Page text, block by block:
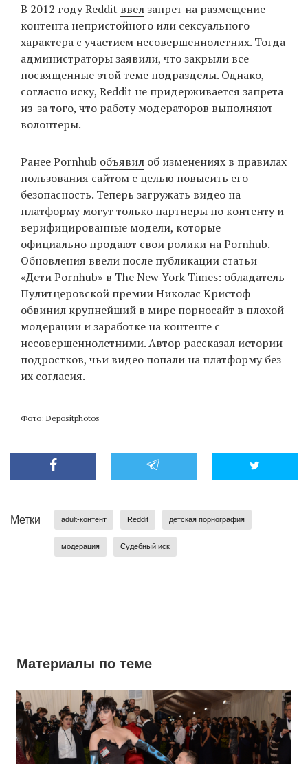
В 2012 году Reddit ввелзапрет на размещение
контента непристойного или сексуального
характера с участием несовершеннолетних. Тогда
администраторы заявили, что закрыли все
посвященные этой теме подразделы. Однако,
согласно иску, Reddit не придерживается запрета
из-за того, что работу модераторов выполняют
волонтеры.
Ранее Pornhub объявил об изменениях в правилах
пользования сайтом с целью повысить его
безопасность. Теперь загружать видео на
платформу могут только партнеры по контенту и
верифицированные модели, которые
официально продают свои ролики на Pornhub.
Обновления ввели после публикации статьи
«Дети Pornhub» в The New York Times: обладатель
Пулитцеровской премии Николас Кристоф
обвинил крупнейший в мире порносайт в плохой
модерации и заработке на контенте с
несовершеннолетними. Автор рассказал истории
подростков, чьи видео попали на платформу без
их согласия.
Фото: Depositphotos
Метки adult-контент Reddit детская порнография
модерация Судебный иск
Материалы по теме